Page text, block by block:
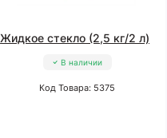
Жидкое стекло (2,5 кг/2 л)
В наличии
Код Товара: 5375